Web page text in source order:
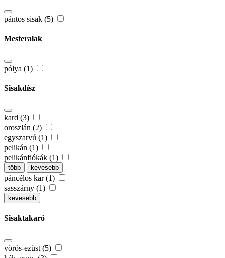
pántos sisak (5)
Mesteralak
pólya (1)
Sisakdísz
kard (3)
oroszlán (2)
egyszarvú (1)
pelikán (1)
pelikánfiókák (1)
több kevesebb
páncélos kar (1)
sasszárny (1)
kevesebb
Sisaktakaró
vörös-ezüst (5)